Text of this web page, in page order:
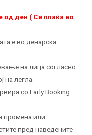
од ден ( Се плаќа во
е во денарска
на лица согласно
на легла.
со Early Booking
промена или
пред наведените